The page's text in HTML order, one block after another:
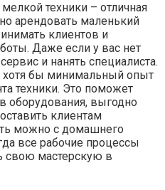
техники – отличная
арендовать маленький
клиентов и
Даже если у вас нет
и нанять специалиста.
бы минимальный опыт
техники. Это поможет
оборудования, выгодно
клиентам
можно с домашнего
все рабочие процессы
свою мастерскую в